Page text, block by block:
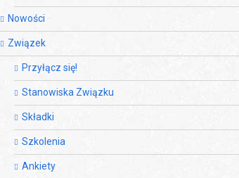
Nowości
Związek
Przyłącz się!
Stanowiska Związku
Składki
Szkolenia
Ankiety